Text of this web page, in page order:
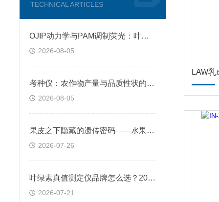
TECHNICAL ARTICLES
OJIP动力学与PAM调制荧光：叶绿素荧光仪怎么选，一体化趋势下的对比测评
2026-08-05
考种仪：农作物产量与品质性状的数字化裁判
2026-08-05
果皮之下隐藏的遗传密码——水果表型分析仪原理与种质资源评价应用
2026-07-26
叶绿素真值测定仪品牌怎么选？2026年技术趋势与应用边界
2026-07-21
LAW乳